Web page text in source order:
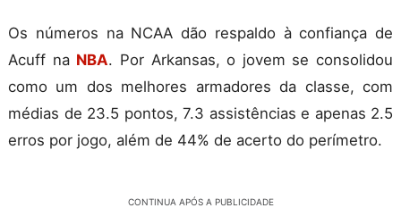
Os números na NCAA dão respaldo à confiança de
Acuff na NBA. Por Arkansas, o jovem se consolidou
como um dos melhores armadores da classe, com
médias de 23.5 pontos, 7.3 assistências e apenas 2.5
erros por jogo, além de 44% de acerto do perímetro.
CONTINUA APÓS A PUBLICIDADE